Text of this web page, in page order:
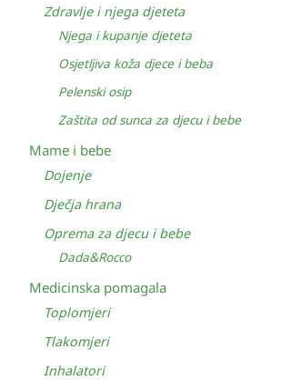
Zdravlje i njega djeteta
Njega i kupanje djeteta
Osjetljiva koža djece i beba
Pelenski osip
Zaštita od sunca za djecu i bebe
Mame i bebe
Dojenje
Dječja hrana
Oprema za djecu i bebe
Dada&Rocco
Medicinska pomagala
Toplomjeri
Tlakomjeri
Inhalatori